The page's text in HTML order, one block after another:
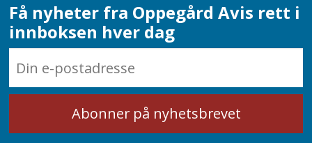
Få nyheter fra Oppegård Avis rett i
innboksen hver dag